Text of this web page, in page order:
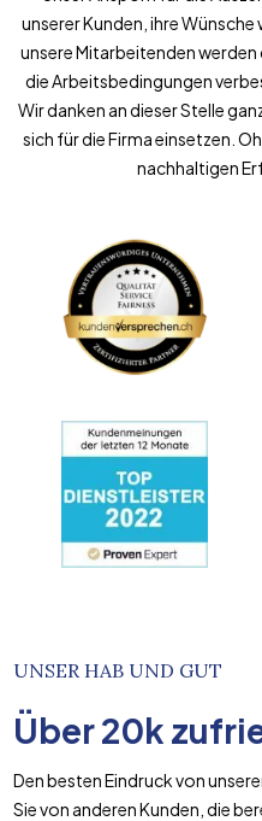
unserer Kunden, ihre
unsere Mitarbeitenden
die Arbeitsbedingungen
Wir danken an dieser Stelle
sich für die Firma einsetzen.
nachhaltigen
UNSER HAB UND GUT
Über20k
Den besten Eindruck von
Sie von anderen Kunden, die